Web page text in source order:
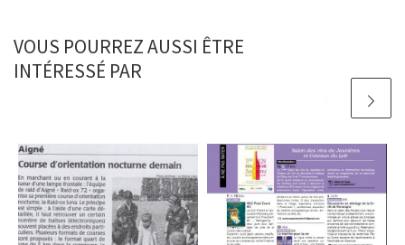
VOUS POURREZ AUSSI ÊTRE
INTÉRESSÉ PAR